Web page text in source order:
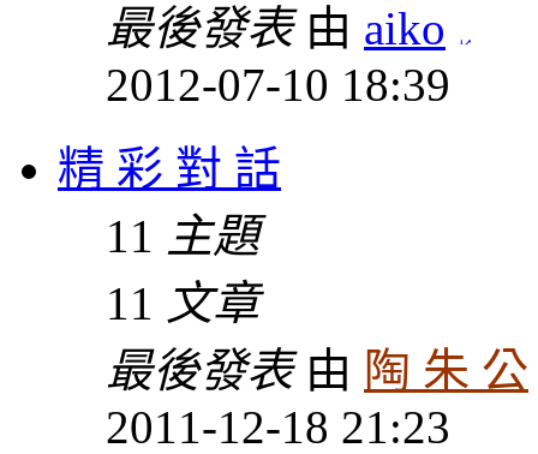
最後發表由 aiko
2012-07-10 18:39
精 彩 對 話
11
主題
11 文章
最後發表由 陶 朱 公
2011-12-18 21:23